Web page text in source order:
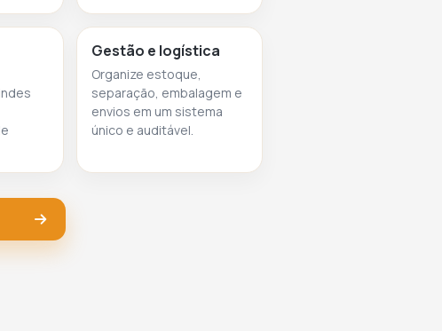
Gestão e logística
Organize estoque,
separação, embalagem e
envios em um sistema
único e auditável.